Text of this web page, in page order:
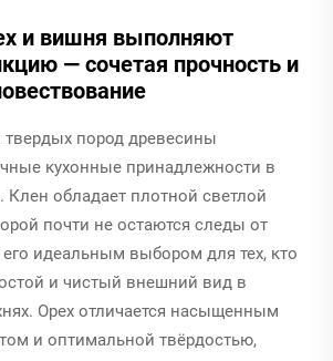
и вишня выполняют
— сочетая прочность и
пород древесины
кухонные принадлежности в
Клен обладает плотной светлой
почти не остаются следы от
его идеальным выбором для тех, кто
и чистый внешний вид в
Орех отличается насыщенным
и оптимальной твёрдостью,